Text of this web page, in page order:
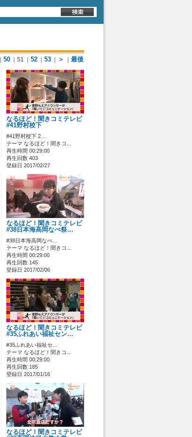
50 ｜51 52 53 ＞ 最後
なるほど！聞きコミテレビ
#41野村校下
#41野村校下 2…
テーマ なるほど！聞きコ…
再生時間 00:29:00
再生回数 403
登録日 2017/02/27
なるほど！聞きコミテレビ
#38日本海高岡なべ祭…
#38日本海高岡なべ…
テーマ なるほど！聞きコ…
再生時間 00:29:00
再生回数 145
登録日 2017/02/06
なるほど！聞きコミテレビ
#35ふれあい福祉セン…
#35ふれあい福祉セ…
テーマ なるほど！聞きコ…
再生時間 00:29:00
再生回数 185
登録日 2017/01/16
なるほど！聞きコミテレビ